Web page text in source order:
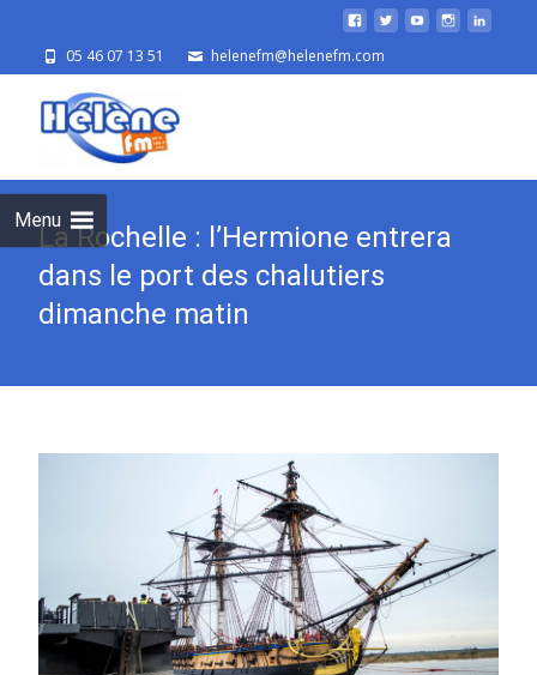
05 46 07 13 51 helenefm@helenefm.com
Menu
La Rochelle : l’Hermione entrera
dans le port des chalutiers
dimanche matin